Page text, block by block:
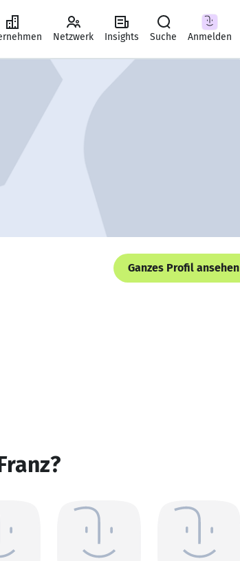
Netzwerk Insights Suche Anmelden
Ganzes Profil ansehen